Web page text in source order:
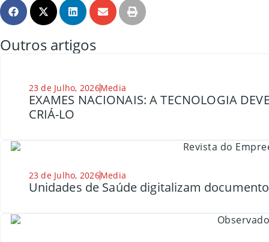
Outros artigos
23 de Julho, 2026Media
EXAMES NACIONAIS: A TECNOLOGIA
CRIÁ-LO
23 de Julho, 2026Media
Unidades de Saúde digitalizam